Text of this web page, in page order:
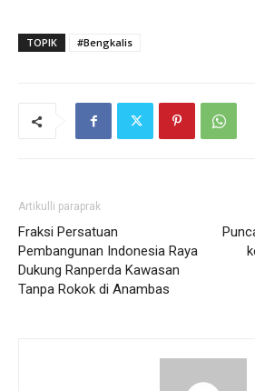
TOPIK #Bengkalis
Artikulli paraprak
Fraksi Persatuan
Pembangunan Indonesia Raya
Dukung Ranperda Kawasan
Tanpa Rokok di Anambas